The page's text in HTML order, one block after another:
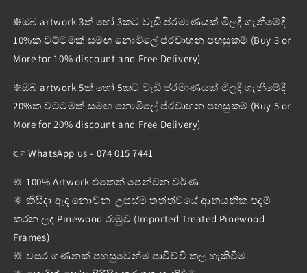
❇️ඔබ artwork 3ක් හෝ 3කට වැඩි ප්රමාණයක් මිලදී ගැනීමේදී
10%ක වට්ටමක් සමඟ නොමිලේ ප්රවාහන පහසුකම් (Buy 3 or
More for 10% discount and Free Delivery)
❇️ඔබ artwork 5ක් හෝ 5කට වැඩි ප්රමාණයක් මිලදී ගැනීමේදී
20%ක වට්ටමක් සමඟ නොමිලේ ප්රවාහන පහසුකම් (Buy 5 or
More for 20% discount and Free Delivery)
👉 WhatsApp us - 074 015 7441
🔆 100% Artwork එකෙන් පෙන්වන වර්ණ
🔆 කිසිදා ඇද නොවන උසස්ම තත්ත්වයේ ආනයනික පදම්
කරන ලද Pinewood රාමුව (Imported Treated Pinewood
Frames)
🔆 වසර ගණනක් පහසුවෙන්ම පාවිච්චි කල හැකිවීම.